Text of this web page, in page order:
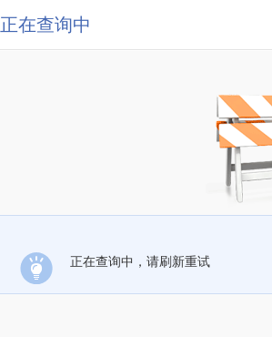
正在查询中
正在查询中，请刷新重试